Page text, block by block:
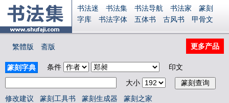
书法迷 书法集 书法导航 书法家
篆刻
字库
书法字体 五体书 古风书
甲骨文
書法视频
字源
国学
古籍
中医 象棋 游戏 电子书
字体下载
免费字体 中文字体
英文字体
Ai矢量
P图宝 南无阿弥陀佛
繁體版 斋版 更多产品
篆刻字典 条件
印文
大小
修改建议
篆刻工具书 篆刻生成器 篆刻之家